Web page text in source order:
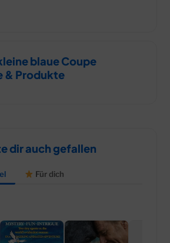
blaue Coupe
& Produkte
dir auch gefallen
Für dich